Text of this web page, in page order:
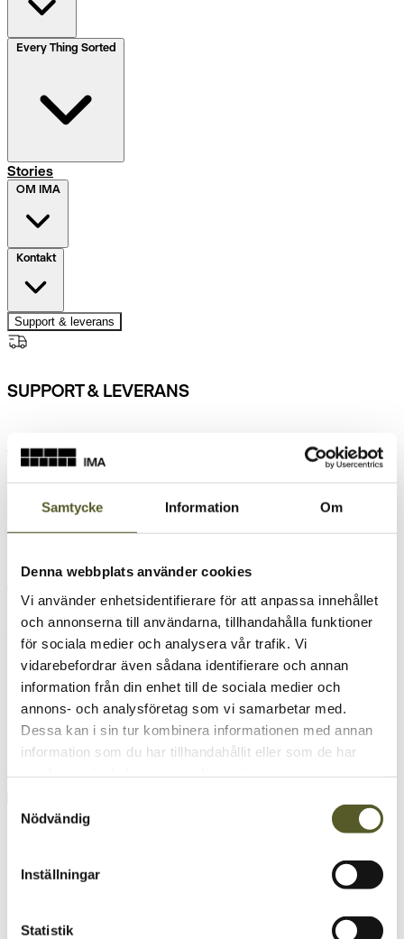
Samtycke Information Om
Denna webbplats använder cookies
Vi använder enhetsidentifierare för att anpassa innehållet
och annonserna till användarna, tillhandahålla funktioner
för sociala medier och analysera vår trafik. Vi
vidarebefordrar även sådana identifierare och annan
information från din enhet till de sociala medier och
annons- och analysföretag som vi samarbetar med.
Dessa kan i sin tur kombinera informationen med annan
information som du har tillhandahållit eller som de har
Nödvändig
Inställningar
Statistik
Stories
OM IMA
Kontakt
Support & leverans
SUPPORT & LEVERANS
Vi har öppet för besök och leverans:
måndag-torsdag: 07.00-16.00
fredag: 07.00-14.00
Vill du kontakta oss?
Telefon: +46 370 994 55
E-post: support@ima.se